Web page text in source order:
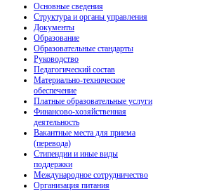
Основные сведения
Структура и органы управления
Документы
Образование
Образовательные стандарты
Руководство
Педагогический состав
Материально-техническое
обеспечение
Платные образовательные услуги
Финансово-хозяйственная
деятельность
Вакантные места для приема
(перевода)
Стипендии и иные виды
поддержки
Международное сотрудничество
Организация питания